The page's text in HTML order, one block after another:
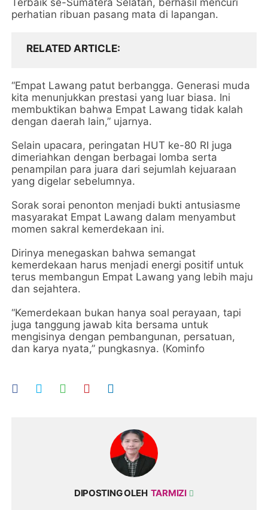
perhatian ribuan pasang mata di lapangan.
RELATED ARTICLE
“Empat Lawang patut berbangga. Generasi muda
kita menunjukkan prestasi yang luar biasa. Ini
membuktikan bahwa Empat Lawang tidak kalah
dengan daerah lain,” ujarnya.
Selain upacara, peringatan HUT ke-80 RI juga
dimeriahkan dengan berbagai lomba serta
penampilan para juara dari sejumlah kejuaraan
yang digelar sebelumnya.
Sorak sorai penonton menjadi bukti antusiasme
masyarakat Empat Lawang dalam menyambut
momen sakral kemerdekaan ini.
Dirinya menegaskan bahwa semangat
kemerdekaan harus menjadi energi positif untuk
terus membangun Empat Lawang yang lebih maju
dan sejahtera.
“Kemerdekaan bukan hanya soal perayaan, tapi
juga tanggung jawab kita bersama untuk
mengisinya dengan pembangunan, persatuan,
dan karya nyata,” pungkasnya. (Kominfo
DIPOSTING OLEH TARMIZI